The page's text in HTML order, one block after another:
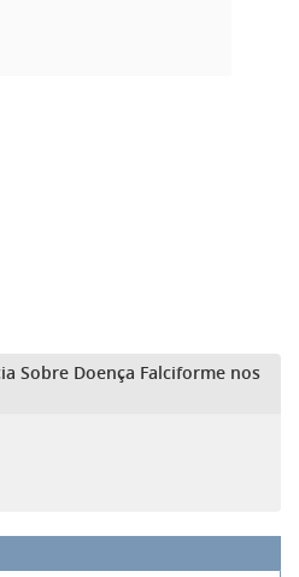
Sobre Doença Falciforme nos